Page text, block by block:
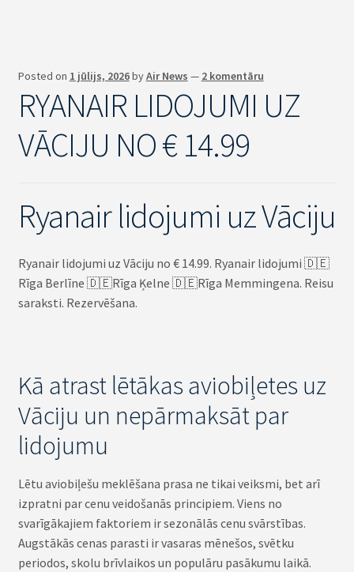
Posted on 1 jūlijs, 2026byAir News — 2 komentāru
RYANAIR LIDOJUMI UZ
VĀCIJU NO € 14.99
Ryanair lidojumi uz Vāciju
Ryanair lidojumi uz Vāciju no € 14.99. Ryanair lidojumi 🇩🇪
Rīga Berlīne 🇩🇪Rīga Ķelne 🇩🇪Rīga Memmingena. Reisu
saraksti. Rezervēšana.
Kā atrast lētākas aviobiļetes uz
Vāciju un nepārmaksāt par
lidojumu
Lētu aviobiļešu meklēšana prasa ne tikai veiksmi, bet arī
izpratni par cenu veidošanās principiem. Viens no
svarīgākajiem faktoriem ir sezonālās cenu svārstības.
Augstākās cenas parasti ir vasaras mēnešos, svētku
periodos, skolu brīvlaikos un populāru pasākumu laikā.